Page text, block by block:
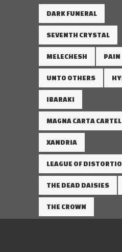
DARK FUNERAL
SEVENTH CRYSTAL
MELECHESH PAIN
UNTO OTHERS
IBARAKI
MAGNA CARTA CARTEL
XANDRIA
LEAGUE OF
THE DEAD DAISIES
THE CROWN